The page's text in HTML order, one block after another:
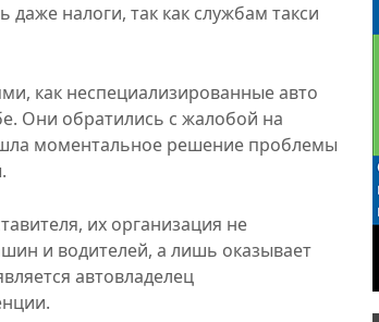
налоги, так как службам такси
как неспециализированные авто
Они обратились с жалобой на
моментальное решение проблемы
их организация не
и водителей, а лишь оказывает
автовладелец